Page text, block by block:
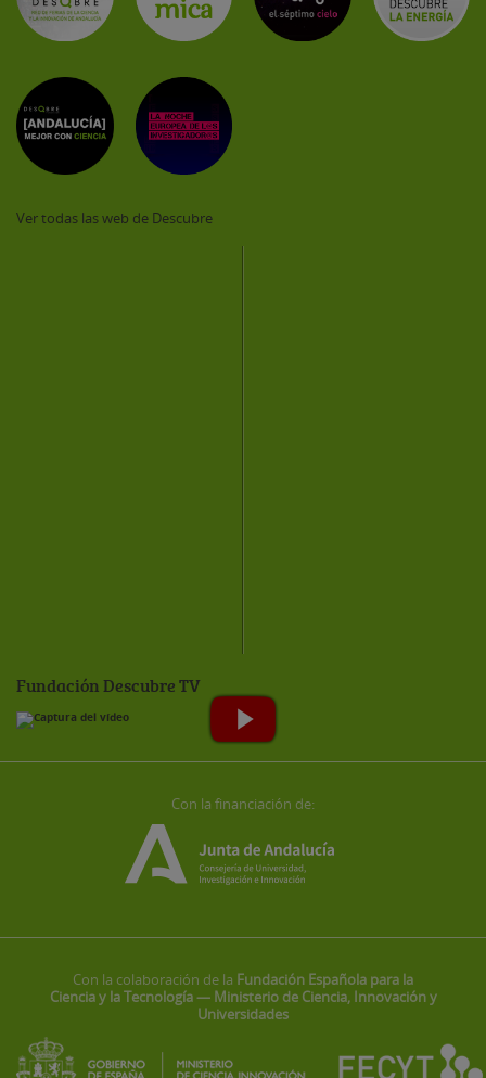
Ver todas las web de Descubre
Fundación Descubre TV
Con la financiación de:
Con la colaboración de la Fundación Española para la
Ciencia y la Tecnología — Ministerio de Ciencia, Innovación y
Universidades